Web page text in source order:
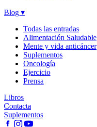
Blog ▾
Todas las entradas
Alimentación Saludable
Mente y vida anticáncer
Suplementos
Oncología
Ejercicio
Prensa
Libros
Contacta
Suplementos